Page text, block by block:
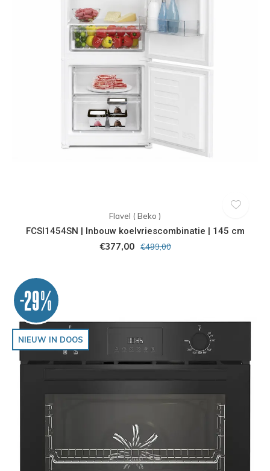
Flavel ( Beko )
FCSI1454SN | Inbouw koelvriescombinatie | 145 cm
€377,00 €499,00
-29%
NIEUW IN DOOS